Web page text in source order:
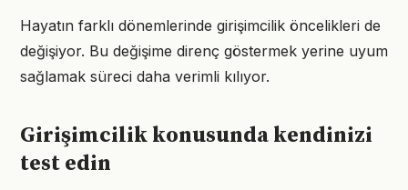
Hayatın farklı dönemlerinde girişimcilik öncelikleri de
değişiyor. Bu değişime direnç göstermek yerine uyum
sağlamak süreci daha verimli kılıyor.
Girişimcilik konusunda kendinizi
test edin